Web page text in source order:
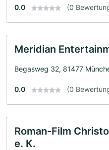
0.0 (0
Meridian
Begasweg 32, 81477
0.0 (0
Roman-Film
e. K.